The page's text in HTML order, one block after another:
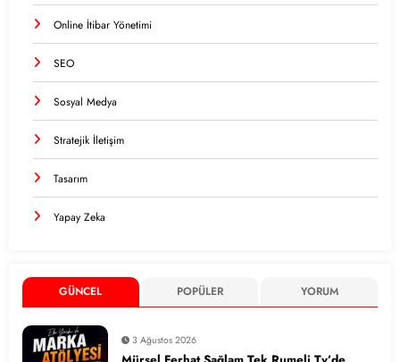
Online İtibar Yönetimi
SEO
Sosyal Medya
Stratejik İletişim
Tasarım
Yapay Zeka
GÜNCEL POPÜLER YORUM
3 Ağustos 2026